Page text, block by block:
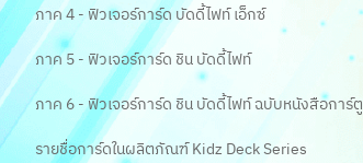
ภาค 4 - ฟิวเจอร์การ์ด บัดดี้ไฟท์ เอ็กซ์
ภาค 5 - ฟิวเจอร์การ์ด ชิน บัดดี้ไฟท์
ภาค 6 - ฟิวเจอร์การ์ด ชิน บัดดี้ไฟท์ ฉบับหนังสือการ์
รายชื่อการ์ดในผลิตภัณฑ์ Kidz Deck Series